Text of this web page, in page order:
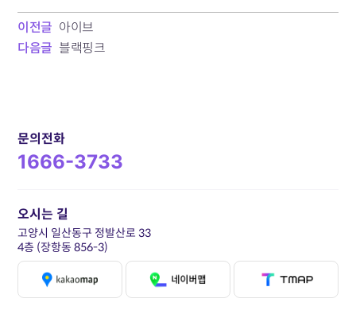
이전글 아이브
다음글 블랙핑크
문의전화
1666-3733
오시는 길
고양시 일산동구 정발산로 33
4층 (장항동 856-3)